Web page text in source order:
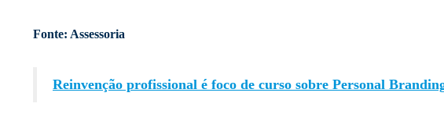
Fonte: Assessoria
Reinvenção profissional é foco de curso sobre Personal